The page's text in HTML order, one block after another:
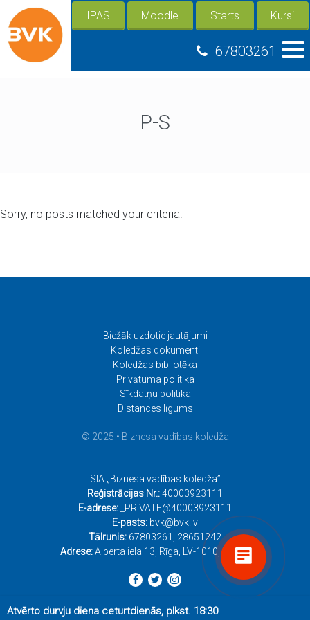
67803261
IPAS Moodle Starts Kursi
P-S
Sorry, no posts matched your criteria.
Biežāk uzdotie jautājumi
Koledžas dokumenti
Koledžas bibliotēka
Privātuma politika
Sīkdatņu politika
Distances līgums
© 2025 • Biznesa vadības koledža
SIA „Biznesa vadības koledža”
Reģistrācijas Nr.:40003923111
E-adrese: _PRIVATE@40003923111
E-pasts: bvk@bvk.lv
Tālrunis: 67803261
28651242
Adrese:Alberta iela 13, Rīga, LV-1010, Latvija
Atvērto durvju diena ceturtdienās, plkst. 18:30